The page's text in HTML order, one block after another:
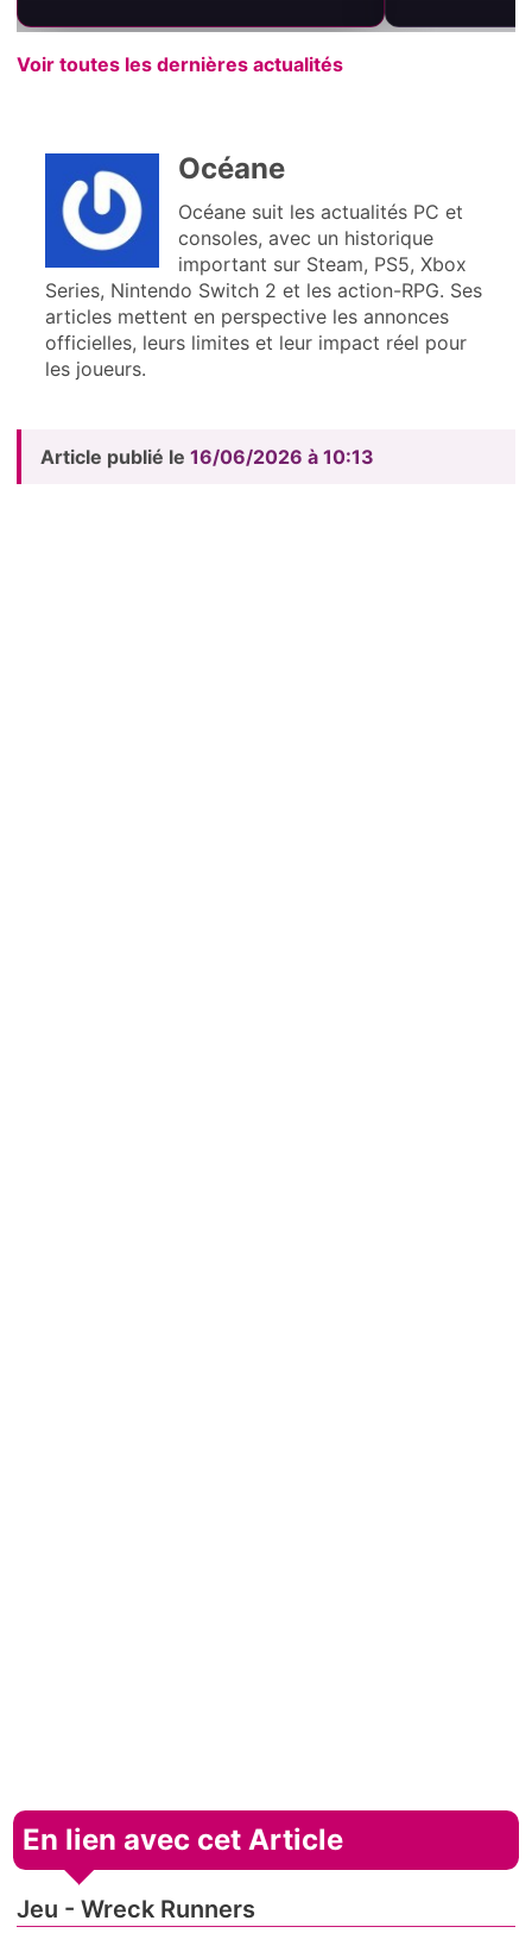
Voir toutes les dernières actualités
Océane
Océane suit les actualités PC et
consoles, avec un historique
important sur Steam, PS5, Xbox
Series, Nintendo Switch 2 et les action-RPG. Ses
articles mettent en perspective les annonces
officielles, leurs limites et leur impact réel pour
les joueurs.
Article publié le 16/06/2026 à 10:13
En lien avec cet Article
Jeu - Wreck Runners